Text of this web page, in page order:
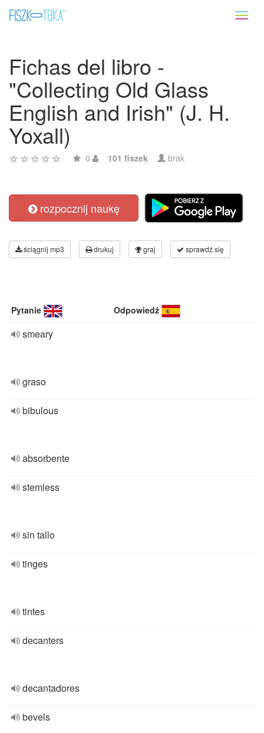
Fichas del libro -
"Collecting Old Glass
English and Irish" (J. H.
Yoxall)
0 101 fiszek brak
rozpocznij naukę
ściągnij mp3 drukuj graj sprawdź się
Pytanie Odpowiedź
smeary
graso
bibulous
absorbente
stemless
sin tallo
tinges
tintes
decanters
decantadores
bevels